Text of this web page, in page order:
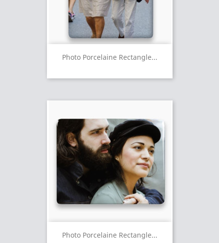
Photo Porcelaine Rectangle...
Photo Porcelaine Rectangle...